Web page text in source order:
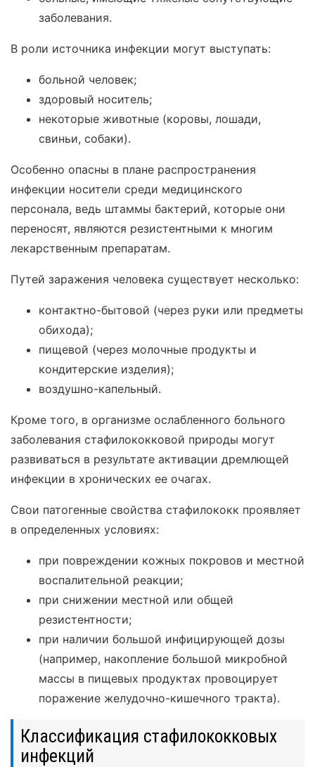
заболевания.
В роли источника инфекции могут выступать:
больной человек;
здоровый носитель;
некоторые животные (коровы, лошади,
свиньи, собаки).
Особенно опасны в плане распространения
инфекции носители среди медицинского
персонала, ведь штаммы бактерий, которые они
переносят, являются резистентными к многим
лекарственным препаратам.
Путей заражения человека существует несколько:
контактно-бытовой (через руки или предметы
обихода);
пищевой (через молочные продукты и
кондитерские изделия);
воздушно-капельный.
Кроме того, в организме ослабленного больного
заболевания стафилококковой природы могут
развиваться в результате активации дремлющей
инфекции в хронических ее очагах.
Свои патогенные свойства стафилококк проявляет
в определенных условиях:
при повреждении кожных покровов и местной
воспалительной реакции;
при снижении местной или общей
резистентности;
при наличии большой инфицирующей дозы
(например, накопление большой микробной
массы в пищевых продуктах провоцирует
поражение желудочно-кишечного тракта).
Классификация стафилококковых
инфекций